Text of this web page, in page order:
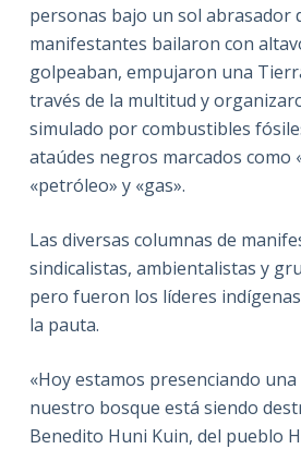
personas bajo un sol abrasador
manifestantes bailaron con
golpeaban, empujaron una
través de la multitud y
simulado por combustibles
ataúdes negros marcados como
«petróleo» y «gas».
Las diversas columnas de
sindicalistas, ambientalistas y
pero fueron los líderes
la pauta.
«Hoy estamos presenciando
nuestro bosque está siendo
Benedito Huni Kuin, del pueblo